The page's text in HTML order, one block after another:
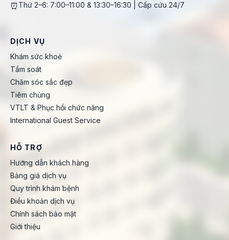
⏰ Thứ 2–6: 7:00–11:00 & 13:30–16:30 | Cấp cứu 24/7
DỊCH VỤ
Khám sức khoẻ
Tầm soát
Chăm sóc sắc đẹp
Tiêm chủng
VTLT & Phục hồi chức năng
International Guest Service
HỖ TRỢ
Hướng dẫn khách hàng
Bảng giá dịch vụ
Quy trình khám bệnh
Điều khoản dịch vụ
Chính sách bảo mật
Giới thiệu